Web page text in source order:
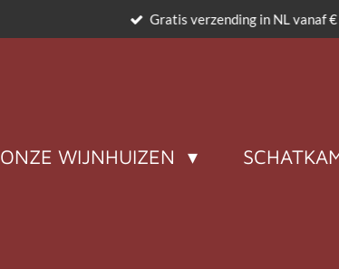
Gratis verzending in NL vanaf
ONZE WIJNHUIZEN